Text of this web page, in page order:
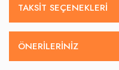
TAKSIT SEÇENEKLERI
ÖNERILERINIZ